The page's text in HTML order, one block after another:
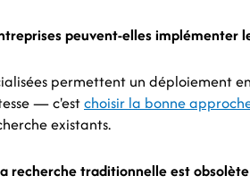
peuvent-elles implémenter
permettent un déploiement
— c'estchoisir la bonne
existants.
recherche traditionnelle est obsolète